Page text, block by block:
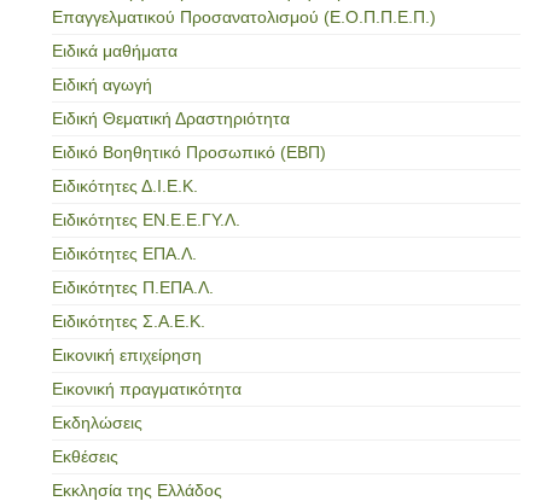
Επαγγελματικού Προσανατολισμού (Ε.Ο.Π.Π.Ε.Π.)
Ειδικά μαθήματα
Ειδική αγωγή
Ειδική Θεματική Δραστηριότητα
Ειδικό Βοηθητικό Προσωπικό (ΕΒΠ)
Ειδικότητες Δ.Ι.Ε.Κ.
Ειδικότητες ΕΝ.Ε.Ε.ΓΥ.Λ.
Ειδικότητες ΕΠΑ.Λ.
Ειδικότητες Π.ΕΠΑ.Λ.
Ειδικότητες Σ.Α.Ε.Κ.
Εικονική επιχείρηση
Εικονική πραγματικότητα
Εκδηλώσεις
Εκθέσεις
Εκκλησία της Ελλάδος